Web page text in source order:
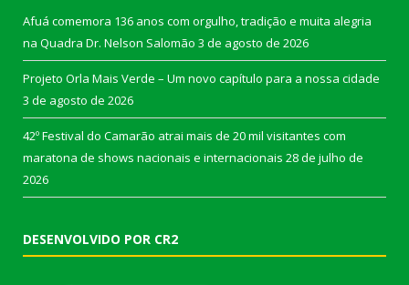
Afuá comemora 136 anos com orgulho, tradição e muita alegria
na Quadra Dr. Nelson Salomão 3 de agosto de 2026
Projeto Orla Mais Verde – Um novo capítulo para a nossa cidade
3 de agosto de 2026
42º Festival do Camarão atrai mais de 20 mil visitantes com
maratona de shows nacionais e internacionais 28 de julho de
2026
DESENVOLVIDO POR CR2